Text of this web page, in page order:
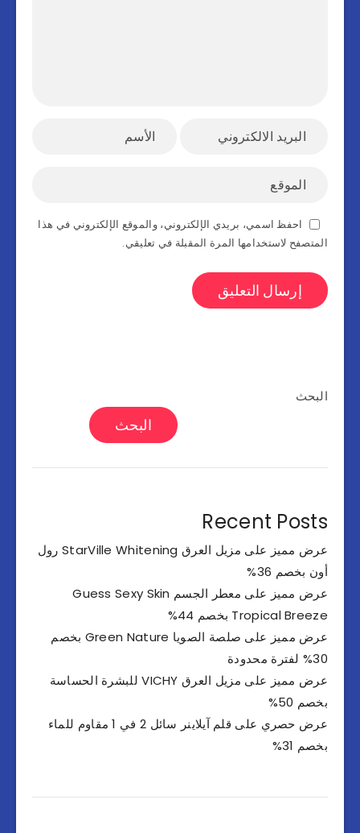
احفظ اسمي، بريدي الإلكتروني، والموقع الإلكتروني في هذا
المتصفح لاستخدامها المرة المقبلة في تعليقي.
البحث
البحث
Recent Posts
عرض مميز على مزيل العرق StarVille Whitening رول
أون بخصم 36%
عرض مميز على معطر الجسم Guess Sexy Skin
Tropical Breeze بخصم 44%
عرض مميز على صلصة الصويا Green Nature بخصم
30% لفترة محدودة
عرض مميز على مزيل العرق VICHY للبشرة الحساسة
بخصم 50%
عرض حصري على قلم آيلاينر سائل 2 في 1 مقاوم للماء
بخصم 31%